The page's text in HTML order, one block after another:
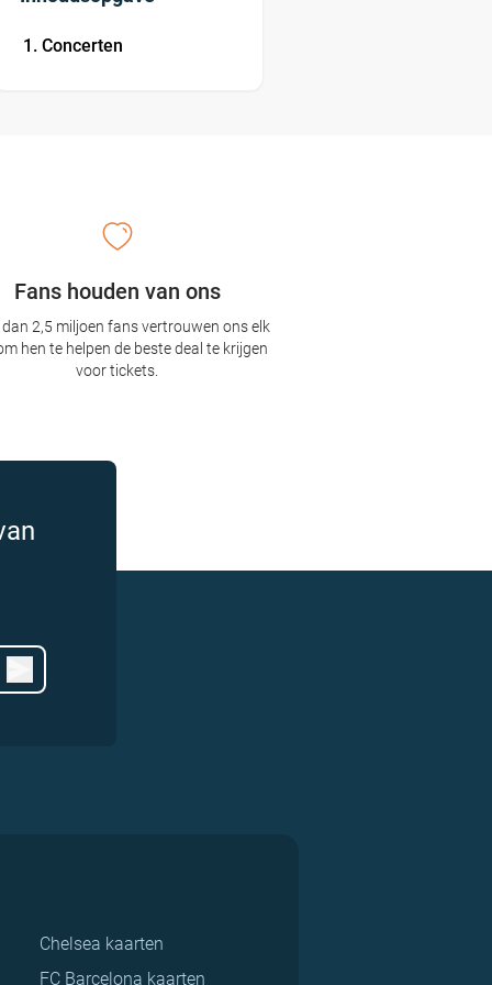
Concerten
Fans houden van ons
dan 2,5 miljoen fans vertrouwen ons elk
hen te helpen de beste deal te krijgen
voor tickets.
Chelsea kaarten
FC Barcelona kaarten